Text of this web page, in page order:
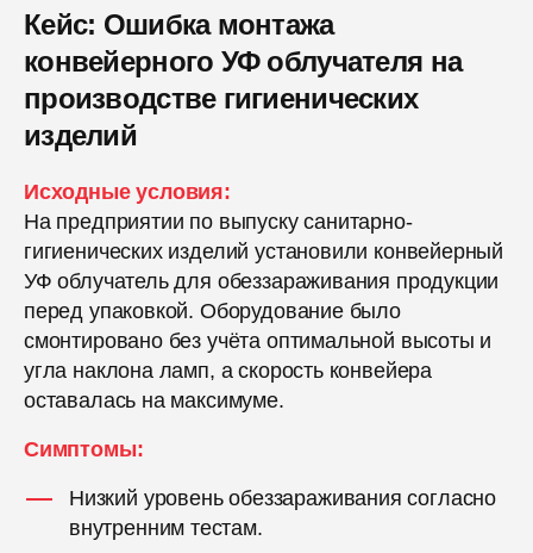
Кейс: Ошибка монтажа
конвейерного УФ облучателя на
производстве гигиенических
изделий
Исходные условия:
На предприятии по выпуску санитарно-
гигиенических изделий установили конвейерный
УФ облучатель для обеззараживания продукции
перед упаковкой. Оборудование было
смонтировано без учёта оптимальной высоты и
угла наклона ламп, а скорость конвейера
оставалась на максимуме.
Симптомы:
Низкий уровень обеззараживания согласно
внутренним тестам.